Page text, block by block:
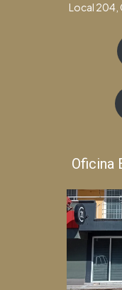
Local 204,
Oficina